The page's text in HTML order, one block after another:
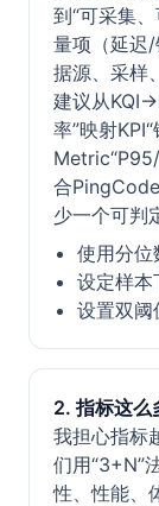
到“可采集
量项（延迟
据源、采样
建议从
率”映射
合
少一个可判
使用分位
设定样本
设置双阈
2. 指标这么
我担心指标
们用“3+N”
性、性能、